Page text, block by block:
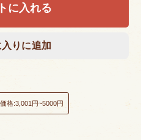
に入れる
りに追加
価格:3,001円~5000円